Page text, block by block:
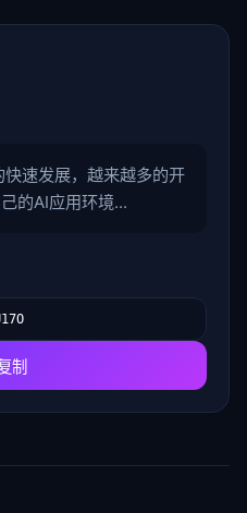
速发展，越来越多的开
的AI应用环境...
制